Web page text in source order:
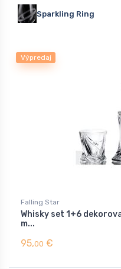
Sparkling Ring
Výpredaj
Falling Star
Whisky set 1+6
m...
95,00 €